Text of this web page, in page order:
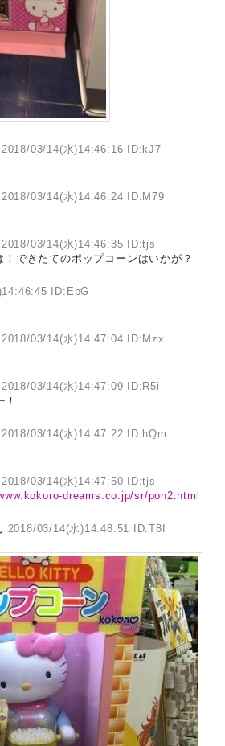
2018/03/14(水)14:46:16 ID:kJ7
2018/03/14(水)14:46:24 ID:M79
2018/03/14(水)14:46:35 ID:tjs
できたてのポップコーンはいかが？
ID:EpG
2018/03/14(水)14:47:04 ID:Mzx
2018/03/14(水)14:47:09 ID:R5i
2018/03/14(水)14:47:22 ID:hQm
2018/03/14(水)14:47:50 ID:tjs
dreams.co.jp/sr/pon2.html
2018/03/14(水)14:48:51 ID:T8I